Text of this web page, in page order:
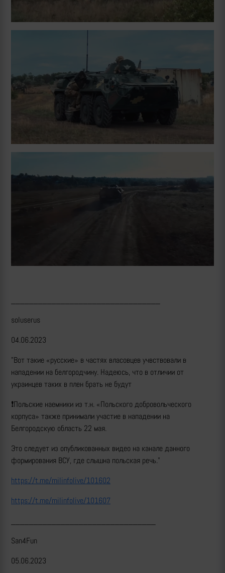
soluserus
04.06.2023
"Вот такие «русские» в частях власовцев учвствовали в
нападении на белгородчину. Надеюсь, что в отличии от
украинцев таких в плен брать не будут
❗️Польские наемники из т.н. «Польского добровольческого
корпуса» также принимали участие в нападении на
Белгородскую область 22 мая.
Это следует из опубликованных видео на канале данного
формирования ВСУ, где слышна польская речь."
https://t.me/milinfolive/101602
https://t.me/milinfolive/101607
San4Fun
05.06.2023